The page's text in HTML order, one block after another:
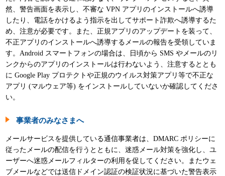
然、警告画面を表示し、不審な VPN アプリのインストールへ誘導
したり、電話をかけるよう指示を出してサポート詐欺へ誘導するた
め、注意が必要です。また、正規アプリのアップデートを装って、
不正アプリのインストールへ誘導するメールの報告を受領していま
す。Android スマートフォンの場合は、日頃から SMS やメールのリ
ンクからのアプリのインストールは行わないよう、注意するととも
に Google Play プロテクトや正規のウイルス対策アプリ等で不正な
アプリ (マルウェア等) をインストールしていないか確認してくださ
い。
事業者のみなさまへ
メールサービスを提供している通信事業者は、DMARC ポリシーに
従ったメールの配信を行うとともに、迷惑メール対策を強化し、ユ
ーザーへ迷惑メールフィルターの利用を促してください。またウェ
ブメールなどでは送信ドメイン認証の検証状況に基づいた警告表示